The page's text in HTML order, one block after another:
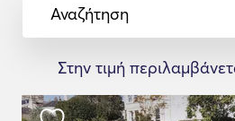
Αναζήτηση
Στην τιμή